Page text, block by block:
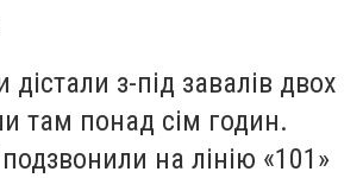
дістали з-під завалів двох
там понад сім годин.
на лінію «101»